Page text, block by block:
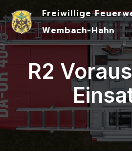
Freiwillige
Wembach-Hahn
R2